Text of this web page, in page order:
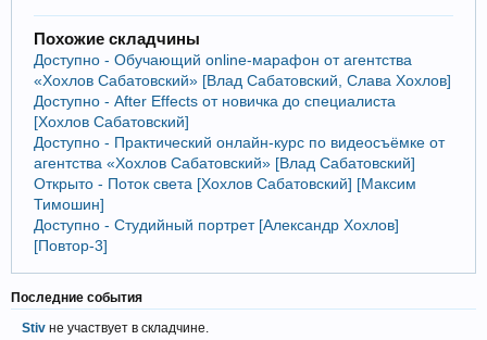
Похожие складчины
Доступно - Обучающий online-марафон от агентства
«Хохлов Сабатовский» [Влад Сабатовский, Слава Хохлов]
Доступно - After Effects от новичка до специалиста
[Хохлов Сабатовский]
Доступно - Практический онлайн-курс по видеосъёмке от
агентства «Хохлов Сабатовский» [Влад Сабатовский]
Открыто - Поток света [Хохлов Сабатовский] [Максим
Тимошин]
Доступно - Студийный портрет [Александр Хохлов]
[Повтор-3]
Последние события
Stiv не участвует в складчине.